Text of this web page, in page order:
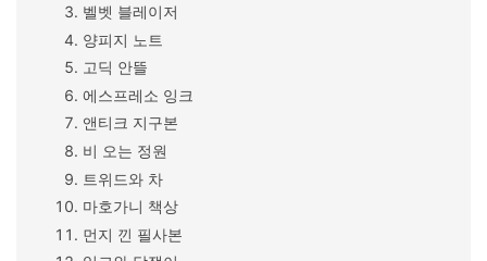
벨벳 블레이저
양피지 노트
고딕 안뜰
에스프레소 잉크
앤티크 지구본
비 오는 정원
트위드와 차
마호가니 책상
먼지 낀 필사본